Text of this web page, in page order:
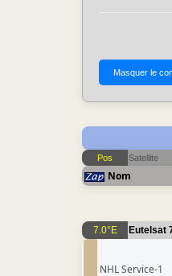
Pos Satellite
Nom
7.0°E Eutelsat
NHL Service-1